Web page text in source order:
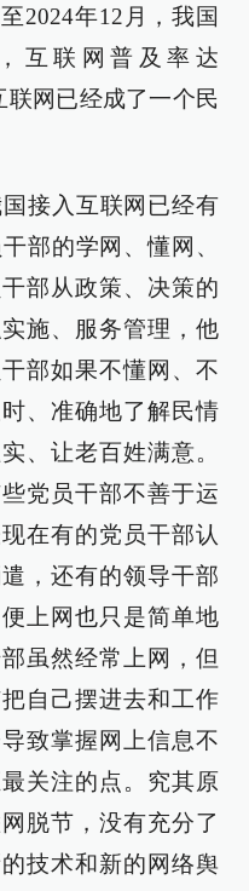
2024年12月，我国
互联网普及率达
联网已经成了一个民
接入互联网已经有
部的学网、懂网、
部从政策、决策的
施、服务管理，他
部如果不懂网、不
、准确地了解民情
、让老百姓满意。
党员干部不善于运
在有的党员干部认
，还有的领导干部
上网也只是简单地
虽然经常上网，但
自己摆进去和工作
致掌握网上信息不
关注的点。究其原
脱节，没有充分了
技术和新的网络舆